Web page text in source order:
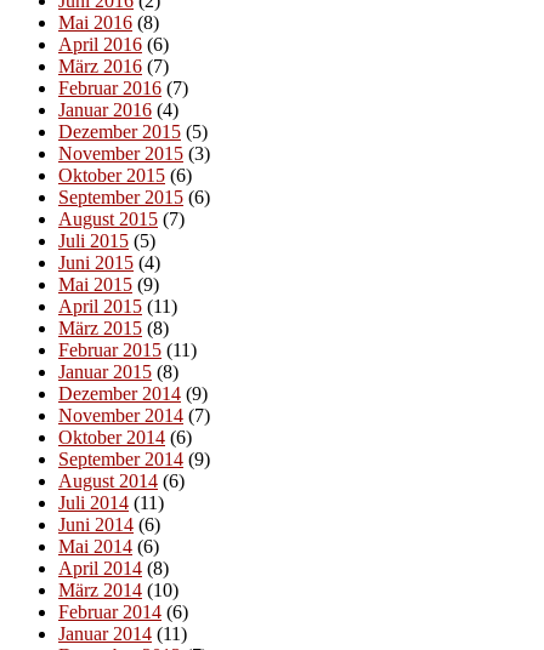
Mai 2016 (8)
April 2016 (6)
März 2016 (7)
Februar 2016 (7)
Januar 2016 (4)
Dezember 2015 (5)
November 2015 (3)
Oktober 2015 (6)
September 2015 (6)
August 2015 (7)
Juli 2015 (5)
Juni 2015 (4)
Mai 2015 (9)
April 2015 (11)
März 2015 (8)
Februar 2015 (11)
Januar 2015 (8)
Dezember 2014 (9)
November 2014 (7)
Oktober 2014 (6)
September 2014 (9)
August 2014 (6)
Juli 2014 (11)
Juni 2014 (6)
Mai 2014 (6)
April 2014 (8)
März 2014 (10)
Februar 2014 (6)
Januar 2014 (11)